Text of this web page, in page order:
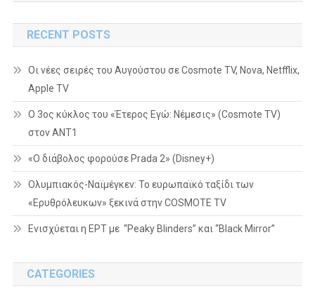
RECENT POSTS
Οι νέες σειρές του Αυγούστου σε Cosmote TV, Nova, Netfflix,
Apple TV
Ο 3ος κύκλος του «Έτερος Εγώ: Νέμεσις» (Cosmote TV)
στον ΑΝΤ1
«Ο διάβολος φορούσε Prada 2» (Disney+)
Ολυμπιακός-Ναϊμέγκεν: Το ευρωπαϊκό ταξίδι των
«Ερυθρόλευκων» ξεκινά στην COSMOTE TV
Ενισχύεται η ΕΡΤ με “Peaky Blinders” και “Black Mirror”
CATEGORIES